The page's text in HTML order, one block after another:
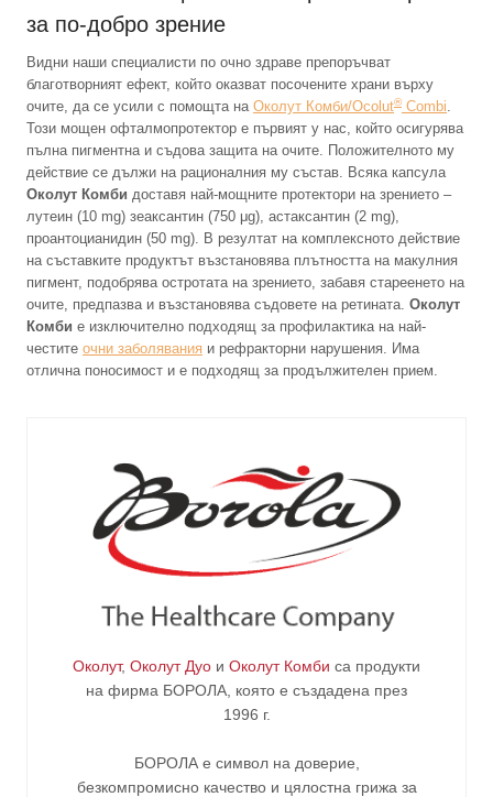
за по-добро зрение
Видни наши специалисти по очно здраве препоръчват
благотворният ефект, който оказват посочените храни върху
очите, да се усили с помощта на Околут Комби/Ocolut®Combi
Този мощен офталмопротектор е първият у нас, който осигурява
пълна пигментна и съдова защита на очите. Положителното му
действие се дължи на рационалния му състав. Всяка капсула
Околут Комби доставя най-мощните протектори на зрението –
лутеин (10 mg) зеаксантин (750 μg), астаксантин (2 mg),
проантоцианидин (50 mg). В резултат на комплексното действие
на съставките продуктът възстановява плътността на макулния
пигмент, подобрява остротата на зрението, забавя стареенето на
очите, предпазва и възстановява съдовете на ретината. Околут
Комби е изключително подходящ за профилактика на най-
честите очни заболявания и рефракторни нарушения. Има
отлична поносимост и е подходящ за продължителен прием.
Околут, Околут Дуо и Околут Комби са продукти
на фирма БОРОЛА , която е създадена през
1996 г.
БОРОЛА е символ на доверие,
безкомпромисно качество и цялостна грижа за